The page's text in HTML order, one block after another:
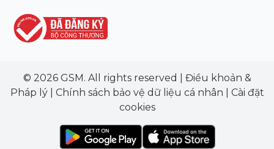
© 2026 GSM. All rights reserved
Điều khoản &
Pháp lý| Chính sách bảo vệ dữ liệu cá nhân
Cài đặt
cookies